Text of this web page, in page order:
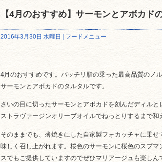
【4月のおすすめ】サーモンとアボカド
2016年3月30日 水曜日 | フードメニュー
4月のおすすめです。バッチリ脂の乗った最高品質のノ
サーモンとアボカドのタルタルです。
さいの目に切ったサーモンとアボカドを刻んだディルと
ストラヴァージンオリーブオイルでねっとりするまで和
そのままでも、薄焼きにした自家製フォカッチャに乗
味しく召し上がれます。桜色のサーモンに桜色のスプマ
スでもご提供していますのでぜひマリアージュも楽しん